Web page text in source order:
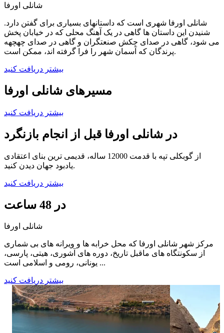
شانلی اورفا
شانلی اورفا شهری است که داستانهای بسیاری برای گفتن دارد.
شنیدن این داستان ها گاهی در یک آهنگ محلی که در خیابان پخش
می شود، گاهی در صدای چکش صنعتگران و گاهی در صدای چهچهه
پرندگان که آسمان شهر را فرا گرفته اند، ممکن است.
بیشتر دریافت کنید
مسیرهای شانلی اورفا
بیشتر دریافت کنید
در شانلی اورفا قبل از انجام بازنگرد
از گوبکلی تپه با قدمت 12000 ساله، قدیمی ترین بنای اعتقادی
یادبود جهان دیدن کنید.
بیشتر دریافت کنید
در 48 ساعت
شانلی اورفا
مرکز شهر شانلی اورفا که محل خرابه ها و ویرانه های بی شماری
از سکونتگاه های ماقبل تاریخ، دوره های آشوری، هیتی، پارسی،
یونانی، رومی و اسلامی است ...
بیشتر دریافت کنید
۵۸